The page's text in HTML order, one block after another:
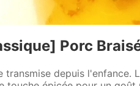
Porc
transmise depuis l'enfance.